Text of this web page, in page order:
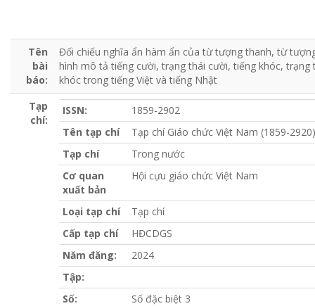
Tên
bài
báo:
Đối chiếu nghĩa ẩn hàm ẩn của từ tượng thanh, từ
hình mô tả tiếng cười, trạng thái cười, tiếng khóc, trạng
khóc trong tiếng Việt và tiếng Nhật
Tạp
chí:
ISSN:
1859-2902
Tên tạp chí
Tạp chí Giáo chức Việt Nam (1859-2920)
Tạp chí
Trong nước
Cơ quan
xuất bản
Hội cựu giáo chức Việt Nam
Loại tạp chí
Tạp chí
Cấp tạp chí
HĐCDGS
Năm đăng:
2024
Tập:
Số:
Số đặc biệt 3